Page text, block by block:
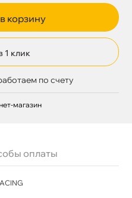
корзину
1 клик
по счету
магазин
оплаты